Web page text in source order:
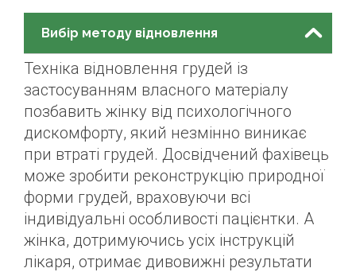
Вибір методу відновлення
Техніка відновлення грудей із
застосуванням власного матеріалу
позбавить жінку від психологічного
дискомфорту, який незмінно виникає
при втраті грудей. Досвідчений фахівець
може зробити реконструкцію природної
форми грудей, враховуючи всі
індивідуальні особливості пацієнтки. А
жінка, дотримуючись усіх інструкцій
лікаря, отримає дивовижні результати